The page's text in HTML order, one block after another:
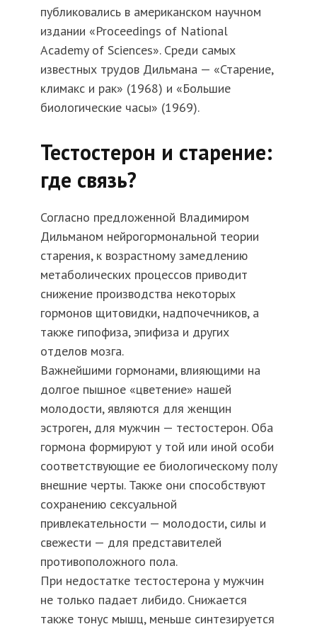
публиковались в американском научном
издании «Proceedings of National
Academy of Sciences». Среди самых
известных трудов Дильмана — «Старение,
климакс и рак» (1968) и «Большие
биологические часы» (1969).
Тестостерон и старение:
где связь?
Согласно предложенной Владимиром
Дильманом нейрогормональной теории
старения, к возрастному замедлению
метаболических процессов приводит
снижение производства некоторых
гормонов щитовидки, надпочечников, а
также гипофиза, эпифиза и других
отделов мозга.
Важнейшими гормонами, влияющими на
долгое пышное «цветение» нашей
молодости, являются для женщин
эстроген, для мужчин — тестостерон. Оба
гормона формируют у той или иной особи
соответствующие ее биологическому полу
внешние черты. Также они способствуют
сохранению сексуальной
привлекательности — молодости, силы и
свежести — для представителей
противоположного пола.
При недостатке тестостерона у мужчин
не только падает либидо. Снижается
также тонус мышц, меньше синтезируется